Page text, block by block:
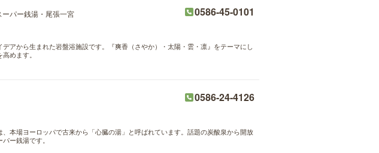
ーパー銭湯・尾張一宮 0586-45-0101
アから生まれた岩盤浴施設です。『爽香（さやか）・太陽・雲・凛』をテーマにし
めます。
0586-24-4126
本場ヨーロッパで古来から「心臓の湯」と呼ばれています。話題の炭酸泉から開放
ー銭湯です。